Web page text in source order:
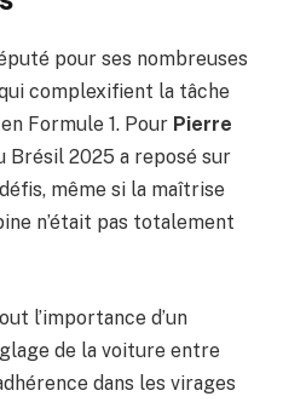
pour ses nombreuses
complexifient la tâche
Formule 1. Pour Pierre
Brésil 2025 a reposé sur
même si la maîtrise
n’était pas totalement
l’importance d’un
de la voiture entre
dans les virages